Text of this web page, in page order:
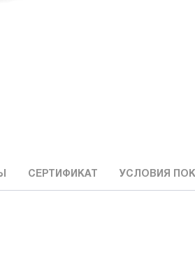
СЕРТИФИКАТ УСЛОВИЯ